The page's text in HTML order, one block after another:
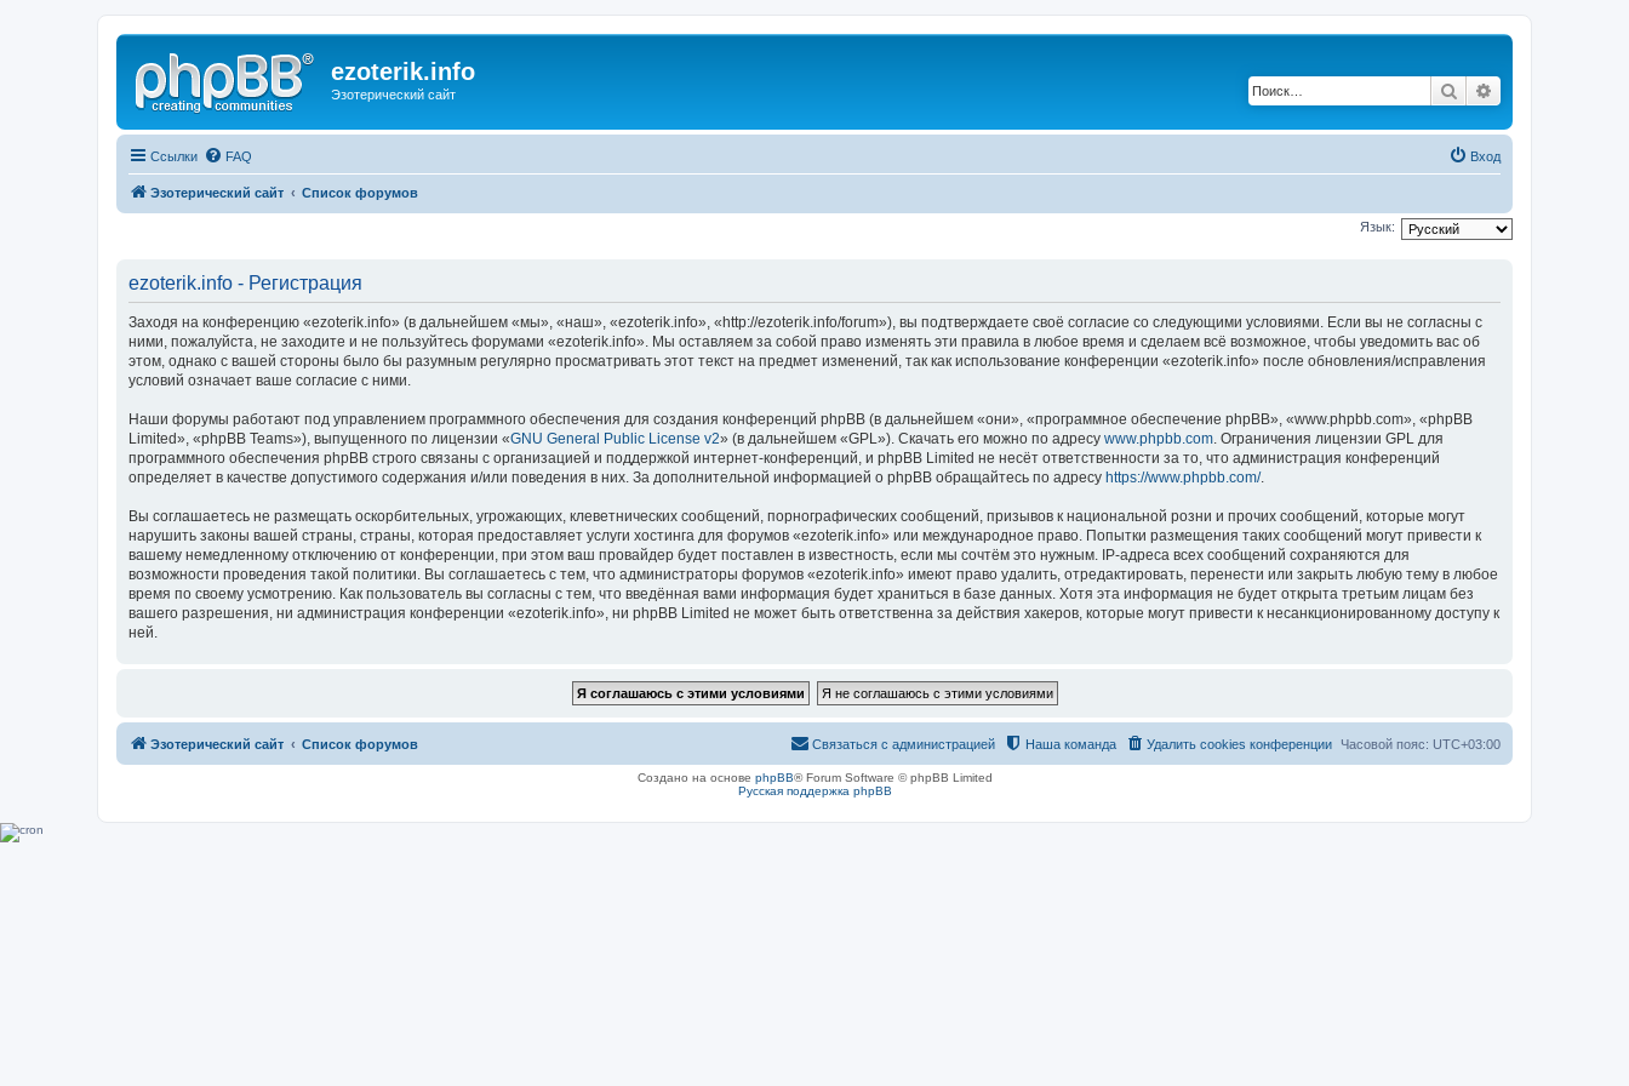
ezoterik.info
Эзотерический сайт Поиск
Ссылки FAQ Вход
Эзотерический сайт Список форумов
Язык:
ezoterik.info - Регистрация
Заходя на конференцию «ezoterik.info» (в дальнейшем «мы», «наш», «ezoterik.info», «http://ezoterik.info/forum»), вы подтверждаете своё согласие со следующими условиями. Если вы не согласны с
ними, пожалуйста, не заходите и не пользуйтесь форумами «ezoterik.info». Мы оставляем за собой право изменять эти правила в любое время и сделаем всё возможное, чтобы уведомить вас об
этом, однако с вашей стороны было бы разумным регулярно просматривать этот текст на предмет изменений, так как использование конференции «ezoterik.info» после обновления/исправления
условий означает ваше согласие с ними.
Наши форумы работают под управлением программного обеспечения для создания конференций phpBB (в дальнейшем «они», «программное обеспечение phpBB», «www.phpbb.com», «phpBB
Limited», «phpBB Teams»), выпущенного по лицензии «GNU General Public License v2» (в дальнейшем «GPL»). Скачать его можно по адресу www.phpbb.com. Ограничения лицензии GPL для
программного обеспечения phpBB строго связаны с организацией и поддержкой интернет-конференций, и phpBB Limited не несёт ответственности за то, что администрация конференций
определяет в качестве допустимого содержания и/или поведения в них. За дополнительной информацией о phpBB обращайтесь по адресу https://www.phpbb.com/.
Вы соглашаетесь не размещать оскорбительных, угрожающих, клеветнических сообщений, порнографических сообщений, призывов к национальной розни и прочих сообщений, которые могут
нарушить законы вашей страны, страны, которая предоставляет услуги хостинга для форумов «ezoterik.info» или международное право. Попытки размещения таких сообщений могут привести к
вашему немедленному отключению от конференции, при этом ваш провайдер будет поставлен в известность, если мы сочтём это нужным. IP-адреса всех сообщений сохраняются для
возможности проведения такой политики. Вы соглашаетесь с тем, что администраторы форумов «ezoterik.info» имеют право удалить, отредактировать, перенести или закрыть любую тему в любое
время по своему усмотрению. Как пользователь вы согласны с тем, что введённая вами информация будет храниться в базе данных. Хотя эта информация не будет открыта третьим лицам без
вашего разрешения, ни администрация конференции «ezoterik.info», ни phpBB Limited не может быть ответственна за действия хакеров, которые могут привести к несанкционированному доступу к
ней.
Эзотерический сайт Список форумов Часовой пояс: UTC+03:00
Удалить cookies конференции
Наша команда
Связаться с администрацией
Создано на основе phpBB® Forum Software © phpBB Limited
Русская поддержка phpBB